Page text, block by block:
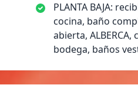
PLANTA BAJA:
cocina, baño
abierta,
bodega, baños